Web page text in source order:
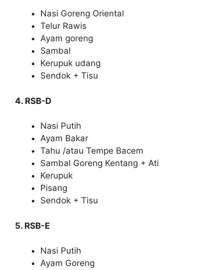
Nasi Goreng Oriental
Telur Rawis
Ayam goreng
Sambal
Kerupuk udang
Sendok + Tisu
4. RSB-D
Nasi Putih
Ayam Bakar
Tahu /atau Tempe Bacem
Sambal Goreng Kentang + Ati
Kerupuk
Pisang
Sendok + Tisu
5. RSB-E
Nasi Putih
Ayam Goreng